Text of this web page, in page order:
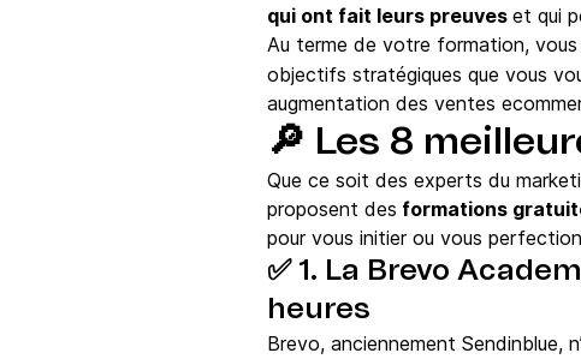
qui ont fait leurs preuves et qui
Au terme de votre formation, vous
objectifs stratégiques que vous
augmentation des ventes
🔎 Les 8
Que ce soit des experts du
proposent des formations
pour vous initier ou vous
✅ 1. La Brevo
heures
Brevo, anciennement Sendinblue,